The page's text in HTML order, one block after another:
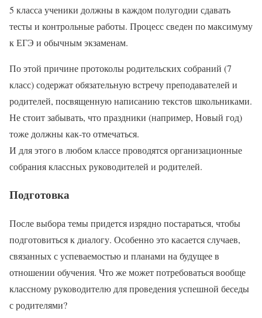
5 класса ученики должны в каждом полугодии сдавать
тесты и контрольные работы. Процесс сведен по максимуму
к ЕГЭ и обычным экзаменам.
По этой причине протоколы родительских собраний (7
класс) содержат обязательную встречу преподавателей и
родителей, посвященную написанию текстов школьниками.
Не стоит забывать, что праздники (например, Новый год)
тоже должны как-то отмечаться.
И для этого в любом классе проводятся организационные
собрания классных руководителей и родителей.
Подготовка
После выбора темы придется изрядно постараться, чтобы
подготовиться к диалогу. Особенно это касается случаев,
связанных с успеваемостью и планами на будущее в
отношении обучения. Что же может потребоваться вообще
классному руководителю для проведения успешной беседы
с родителями?